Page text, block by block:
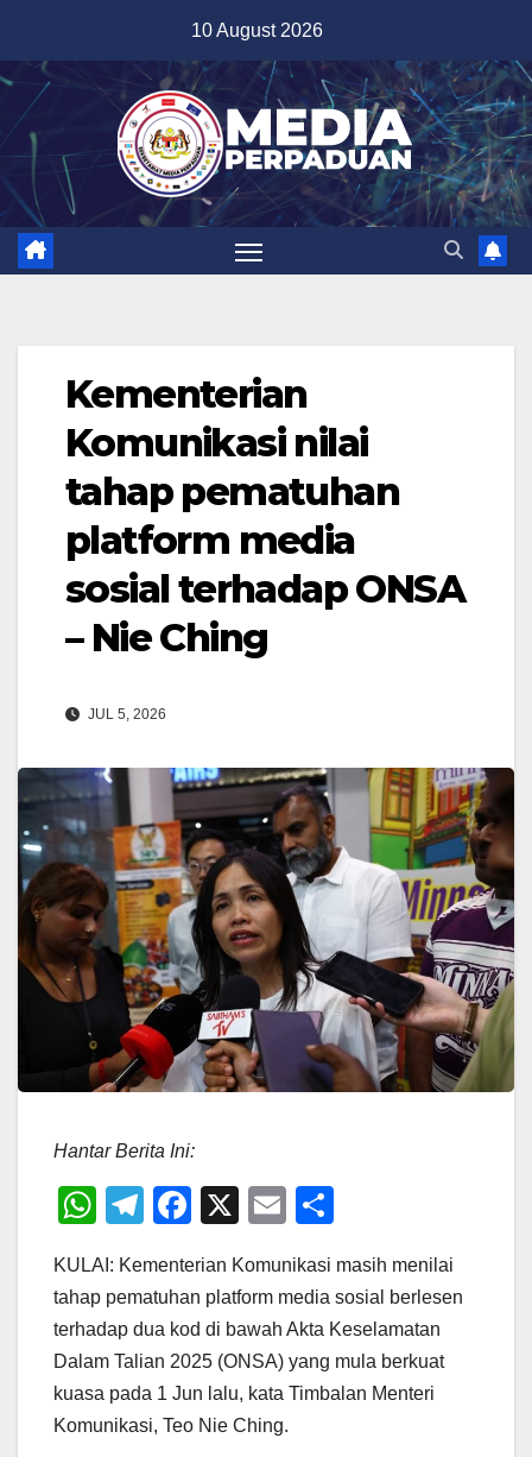
content
10 August 2026
Kementerian
Komunikasi nilai
tahap pematuhan
platform media
sosial terhadap ONSA
– Nie Ching
JUL 5, 2026
Hantar Berita Ini:
W
at
s
A
p
p
T
e
gr
a
m
F
c
e
b
o
o
X
E
ail ar
e
KULAI: Kementerian Komunikasi masih menilai
tahap pematuhan platform media sosial berlesen
terhadap dua kod di bawah Akta Keselamatan
Dalam Talian 2025 (ONSA) yang mula berkuat
kuasa pada 1 Jun lalu, kata Timbalan Menteri
Komunikasi, Teo Nie Ching.